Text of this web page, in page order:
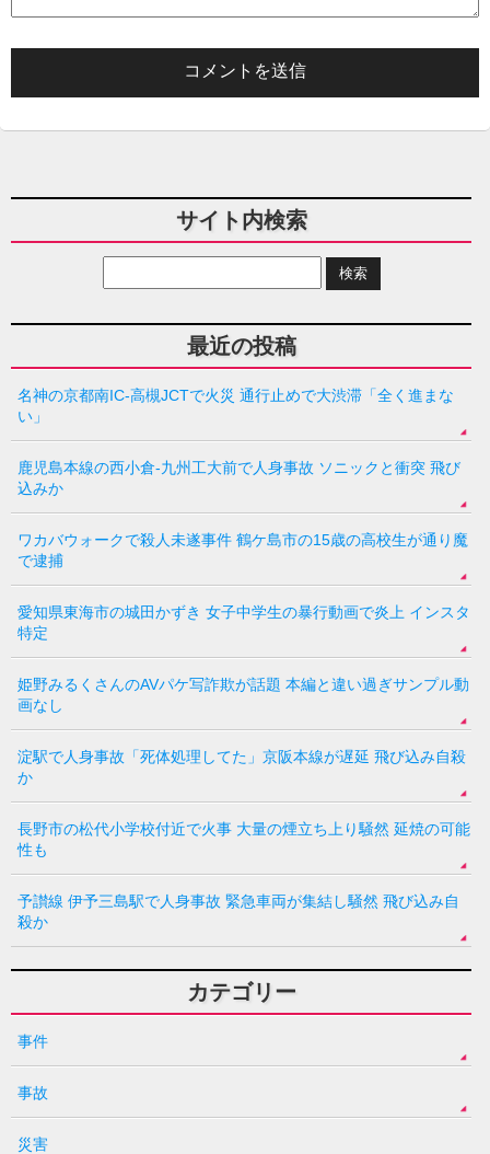
サイト内検索
最近の投稿
名神の京都南IC-高槻JCTで火災 通行止めで大渋滞「全く進まな
い」
鹿児島本線の西小倉-九州工大前で人身事故 ソニックと衝突 飛び
込みか
ワカバウォークで殺人未遂事件 鶴ケ島市の15歳の高校生が通り魔
で逮捕
愛知県東海市の城田かずき 女子中学生の暴行動画で炎上 インスタ
特定
姫野みるくさんのAVパケ写詐欺が話題 本編と違い過ぎサンプル動
画なし
淀駅で人身事故「死体処理してた」京阪本線が遅延 飛び込み自殺
か
長野市の松代小学校付近で火事 大量の煙立ち上り騒然 延焼の可能
性も
予讃線 伊予三島駅で人身事故 緊急車両が集結し騒然 飛び込み自
殺か
カテゴリー
事件
事故
災害